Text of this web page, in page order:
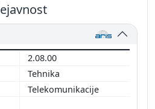
2.08.00
Tehnika
Telekomunikacije